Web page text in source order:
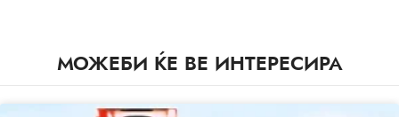
МОЖЕБИ ЌЕ ВЕ ИНТЕРЕСИРА